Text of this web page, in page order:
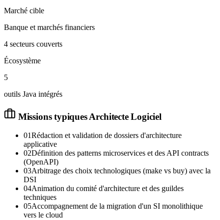
Marché cible
Banque et marchés financiers
4 secteurs couverts
Écosystème
5
outils Java intégrés
Missions typiquesArchitecte Logiciel
01Rédaction et validation de dossiers d'architecture
applicative
02Définition des patterns microservices et des API contracts
(OpenAPI)
03Arbitrage des choix technologiques (make vs buy) avec la
DSI
04Animation du comité d'architecture et des guildes
techniques
05Accompagnement de la migration d'un SI monolithique
vers le cloud